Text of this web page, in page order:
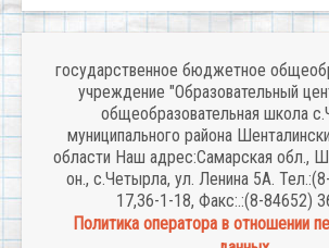
государственное бюджетное
учреждение "Образовательный
общеобразовательная школа
муниципального района
области Наш адрес:Самарская обл.,
он., с.Четырла, ул. Ленина 5А.
17,36-1-18, Факс:.:(8-84652)
Политика оператора в отношении